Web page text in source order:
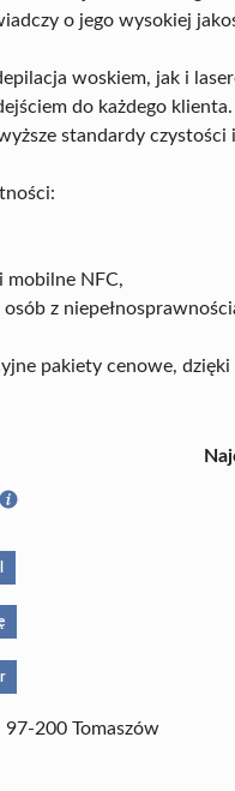
o jego wysokiej
woskiem, jak i
do każdego
standardy czystości
mobilne NFC,
z
pakiety cenowe,
97-200 Tomaszów